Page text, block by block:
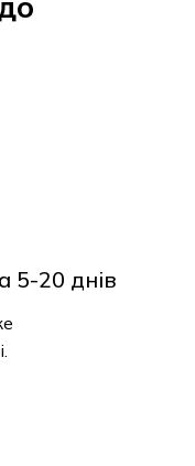
5-20 днів